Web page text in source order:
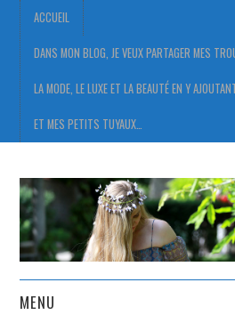
ACCUEIL
DANS MON BLOG, JE VEUX PARTAGER MES
LA MODE, LE LUXE ET LA BEAUTÉ EN Y
ET MES PETITS TUYAUX…
MENU